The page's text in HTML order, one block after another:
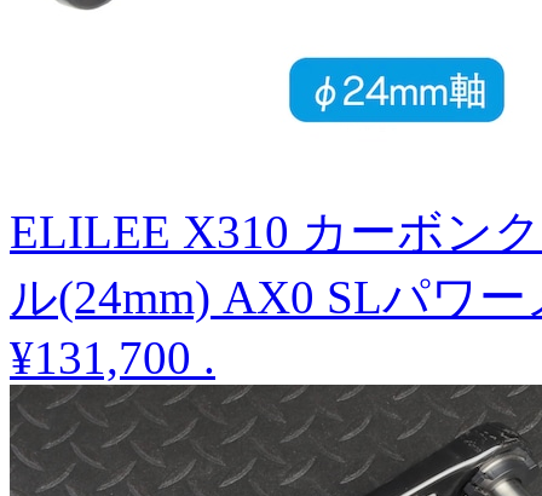
ELILEE X310 カーボン
ル(24mm) AX0 SLパワ
¥131,700 .